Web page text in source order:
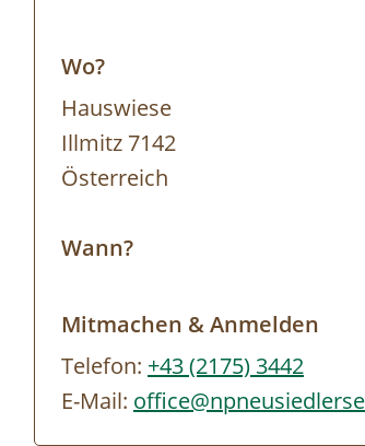
Wo?
Hauswiese
Illmitz 7142
Österreich
Wann?
Mitmachen & Anmelden
Telefon: +43 (2175) 3442
E-Mail: